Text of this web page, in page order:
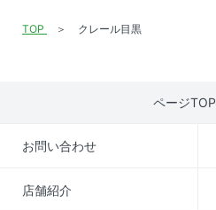
TOP クレール目黒
ページTOP
お問い合わせ
店舗紹介